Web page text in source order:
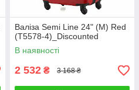
Валіза Semi Line 24" (M) Red
(T5578-4)_Discounted
В наявності
2 532 ₴ 3 168 ₴